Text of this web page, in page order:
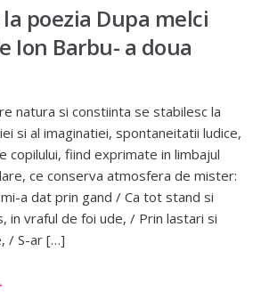
poezia Dupa melci
Ion Barbu- a doua
natura si constiinta se stabilesc la
si al imaginatiei, spontaneitatii ludice,
copilului, fiind exprimate in limbajul
ce conserva atmosfera de mister:
mi-a dat prin gand / Ca tot stand si
in vraful de foi ude, / Prin lastari si
/ S-ar […]